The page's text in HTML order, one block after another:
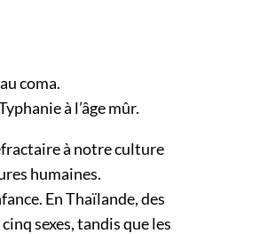
coma.
à l’âge mûr.
à notre culture
humaines.
En Thaïlande, des
sexes, tandis que les